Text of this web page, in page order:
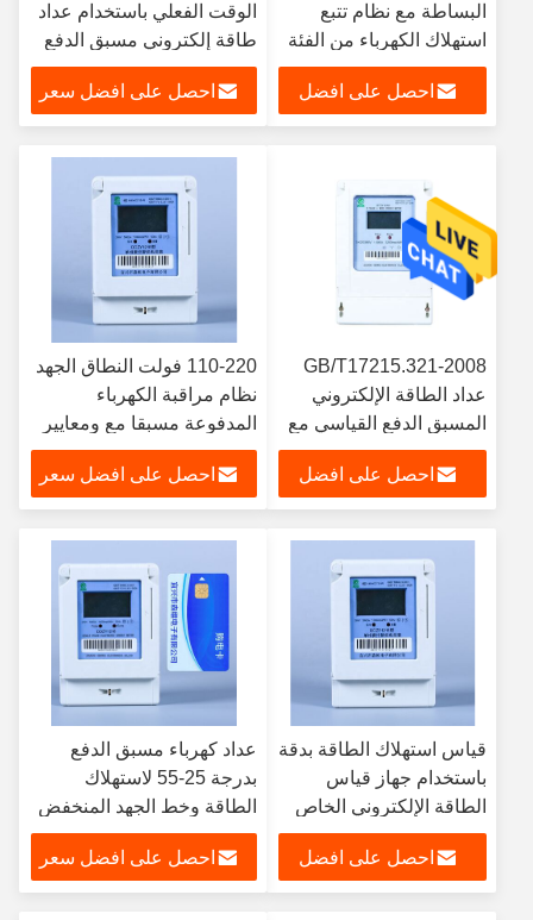
البساطة مع نظام تتبع
استهلاك الكهرباء من الفئة
1.0 والمعيار
GB/T17215.321-2008
احصل على افضل
الوقت الفعلي باستخدام عداد
طاقة إلكتروني مسبق الدفع
مع تخزين بيانات 1000 كيلو
واط ساعياحصل على افضل سعر
GB/T17215.321-2008
عداد الطاقة الإلكتروني
المسبق الدفع القياسي مع
≤ 95% من رطوبة التخزين
والعملاحصل على افضل
110-220 فولت النطاق الجهد
نظام مراقبة الكهرباء
المدفوعة مسبقا مع ومعايير
GB/T17215.321-2008
احصل على افضل سعر
قياس استهلاك الطاقة بدقة
باستخدام جهاز قياس
الطاقة الإلكتروني الخاص
بنا وفقًا لمعيار
GB/T17215.321-2008
احصل على افضل
عداد كهرباء مسبق الدفع
بدرجة 25-55 لاستهلاك
الطاقة وخط الجهد المنخفض
احصل على افضل سعر